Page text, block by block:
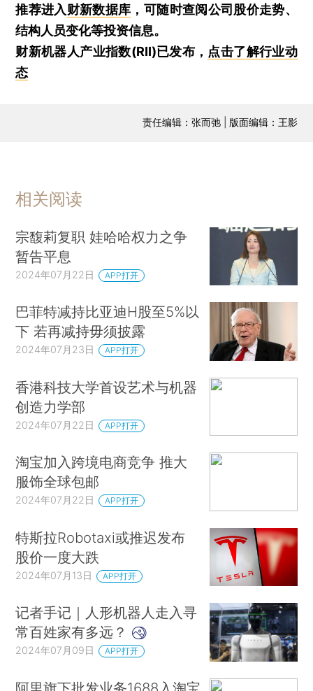
推荐进入财新数据库 ，可随时查阅公司股价走势、
结构人员变化等投资信息。
财新机器人产业指数(RII)已发布， 点击了解行业动
态
责任编辑：张而弛 | 版面编辑：王影
相关阅读
宗馥莉复职 娃哈哈权力之争
暂告平息
2024年07月22日 APP打开
巴菲特减持比亚迪H股至5%以
下 若再减持毋须披露
2024年07月23日 APP打开
香港科技大学首设艺术与机器
创造力学部
2024年07月22日 APP打开
淘宝加入跨境电商竞争 推大
服饰全球包邮
2024年07月22日 APP打开
特斯拉Robotaxi或推迟发布
股价一度大跌
2024年07月13日 APP打开
记者手记｜人形机器人走入寻
常百姓家有多远？
2024年07月09日 APP打开